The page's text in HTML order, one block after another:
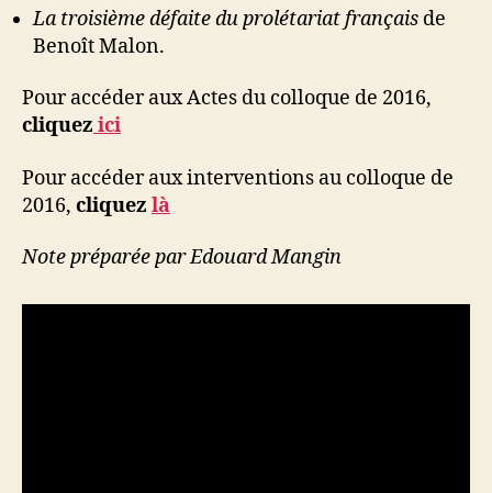
La troisième défaite du prolétariat français de
Benoît Malon.
Pour accéder aux Actes du colloque de 2016,
cliquez ici
Pour accéder aux interventions au colloque de
2016, cliquez là
Note préparée par Edouard Mangin